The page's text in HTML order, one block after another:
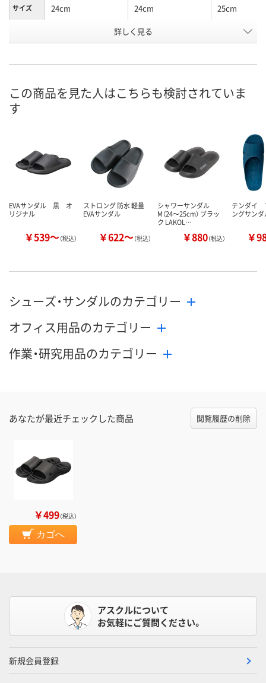
サイズ 24cm 24cm 25cm
AUN7047 WRW0558
8月9日（日）
カ
詳しく見る
この商品を見た人はこちらも検討されていま
す
EVAサンダル 黒 オ
リジナル
￥539～（税込）
ストロング 防水 軽量
EVAサンダル
￥622～（税込）
シャワーサンダル
M（24～25cm） ブラッ
ク LAKOL…
￥880（税込）
テンダイ
ングサンダ
￥
シューズ・サンダルのカテゴリー
オフィス用品のカテゴリー
作業・研究用品のカテゴリー
あなたが最近チェックした商品 閲覧履歴の削除
￥499（税込）
カゴへ
アスクルについて
お気軽にご質問ください。
新規会員登録